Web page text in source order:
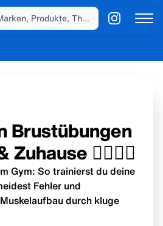
Brustübungen
Zuhause 🏋🏻‍♀️🔥
Gym: So trainierst du deine
Fehler und
durch kluge